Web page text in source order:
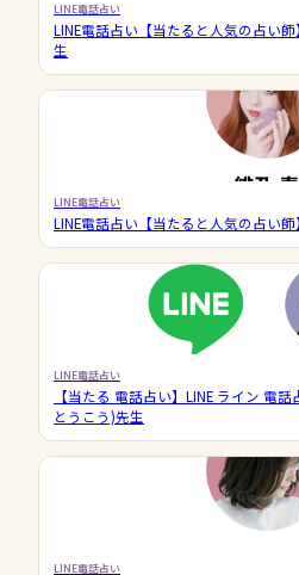
LINE電話占い
LINE電話占い【当たると人気の占い
生
LINE電話占い
LINE電話占い【当たると人気の占い
LINE電話占い
【当たる 電話占い】LINE ライン 電
とうこう)先生
LINE電話占い